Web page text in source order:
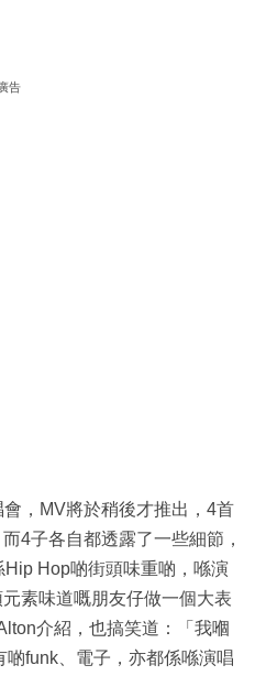
廣告
，MV將於稍後才推出，4首
4子各自都透露了一些細節，
Hop啲街頭味重啲，喺演
素味道嘅朋友仔做一個大表
介紹，也搞笑道：「我嗰
funk、電子，亦都係喺演唱